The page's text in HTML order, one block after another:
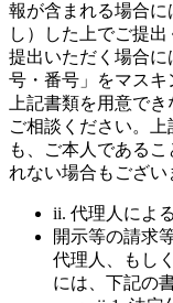
報が含まれる場合
し）した上でご提
提出いただく場合
号・番号」をマスキ
上記書類を用意で
ご相談ください。
も、ご本人である
れない場合もござい
ii. 代理人によ
開示等の請求
代理人、もし
には、下記の